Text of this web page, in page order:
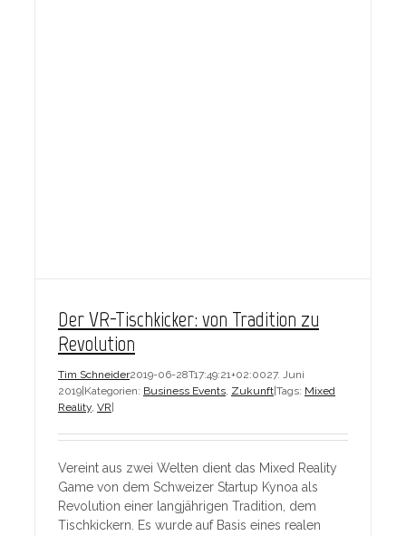
Der VR-Tischkicker: von Tradition zu
Revolution
Tim Schneider2019-06-28T17:49:21+02:0027. Juni
2019 Kategorien: Business Events, Zukunft Tags: Mixed
Reality, VR
Vereint aus zwei Welten dient das Mixed Reality
Game von dem Schweizer Startup Kynoa als
Revolution einer langjährigen Tradition, dem
Tischkickern. Es wurde auf Basis eines realen